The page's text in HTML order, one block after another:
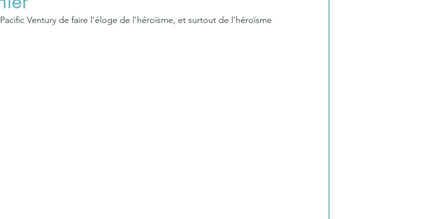
Ventury de faire l'éloge de l'héroïsme, et surtout de l'héroïsme